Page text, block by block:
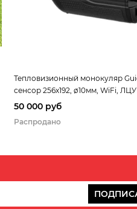
Тепловизионный монокуляр
сенсор 256х192, ø10мм, WiFi, ЛЦУ
50 000 руб
Распродано